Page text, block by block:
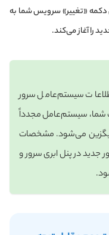
دکمه «تغییر» سرویس شما به
را آغاز می‌کند.
سیستم‌عامل سرور
شما، سیستم‌عامل مجدداً
می‌شود. مشخصات
جدید در پنل ابری سرور و